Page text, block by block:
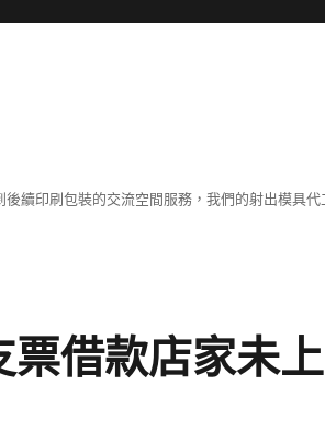
續印刷包裝的交流空間服務，我們的射出模具
借款店家未